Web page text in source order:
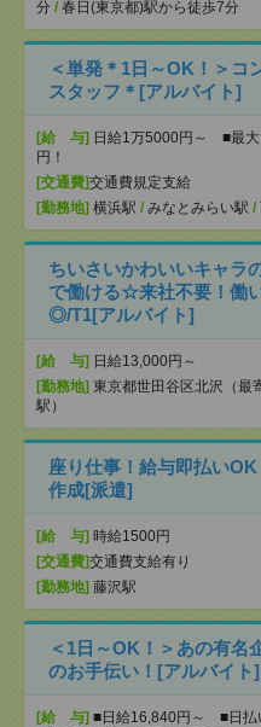
分 / 春日(東京都)駅から徒歩7分
＜単発＊1日～OK！＞コ
スタッフ＊[アルバイト]
[給 与] 日給1万5000円～ ■最
円！
[交通費]交通費規定支給
[勤務地] 横浜駅 / みなとみらい駅 /
ちいさいかわいいキャラ
で働ける☆来社不要！働
◎/T1[アルバイト]
[給 与] 日給13,000円～
[勤務地] 東京都世田谷区北沢（最
駅）
座り仕事！給与即払い
作成[派遣]
[給 与] 時給1500円
[交通費]交通費支給有り
[勤務地] 藤沢駅
＜1日～OK！＞あの有名
のお手伝い！[アルバイト]
[給 与] ■日給16,840円～ ■日